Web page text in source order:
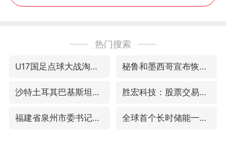
热门搜索
U17国足点球大战淘汰河床晋级决赛 秘鲁和墨西哥宣布恢复外交关系
沙特土耳其巴基斯坦签署共同防务协议 胜宏科技：股票交易异常波动
福建省泉州市委书记张毅恭接受纪律审查和监察调查 全球首个长时储能一体化产业园量产